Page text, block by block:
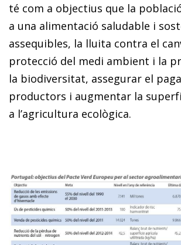
té com a objectius que la
a una alimentació saludable i
assequibles, la lluita contra el
protecció del medi am­­bient i la
la biodiversitat, assegurar el
productors i augmentar la
a l’agricultura ecològica.